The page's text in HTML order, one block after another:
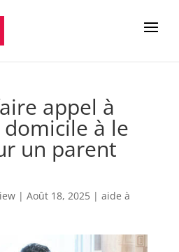
appel à
à le
un parent
| Août 18, 2025| aide à